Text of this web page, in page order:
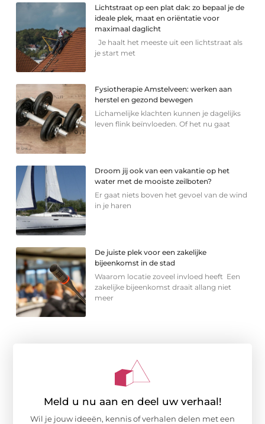
Lichtstraat op een plat dak: zo bepaal je de
ideale plek, maat en oriëntatie voor
maximaal daglicht
Je haalt het meeste uit een lichtstraat als
je start met
Fysiotherapie Amstelveen: werken aan
herstel en gezond bewegen
Lichamelijke klachten kunnen je dagelijks
leven flink beïnvloeden. Of het nu gaat
Droom jij ook van een vakantie op het
water met de mooiste zeilboten?
Er gaat niets boven het gevoel van de wind
in je haren
De juiste plek voor een zakelijke
bijeenkomst in de stad
Waarom locatie zoveel invloed heeft Een
zakelijke bijeenkomst draait allang niet
meer
Meld u nu aan en deel uw verhaal!
Wil je jouw ideeën, kennis of verhalen delen met een